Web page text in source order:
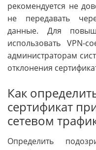
рекомендуется не
не передавать
данные. Для
использовать VPN-
администраторам
отклонения
Как
сертификат
сетевом
Определить